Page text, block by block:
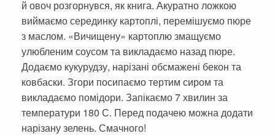
й овоч розгорнувся, як книга. Акуратно ложкою
виймаємо серединку картоплі, перемішуємо пюре
з маслом. «Вичищену» картоплю змащуємо
улюбленим соусом та викладаємо назад пюре.
Додаємо кукурудзу, нарізані обсмажені бекон та
ковбаски. Згори посипаємо тертим сиром та
викладаємо помідори. Запікаємо 7 хвилин за
температури 180 С. Перед подачею можна додати
нарізану зелень. Смачного!